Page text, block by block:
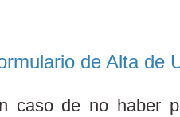
de Alta de
caso de no haber